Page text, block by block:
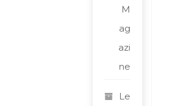
M
ag
azi
ne
Le